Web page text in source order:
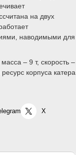
на двух
наводимыми для
– 9 т, скорость –
корпуса катера
X